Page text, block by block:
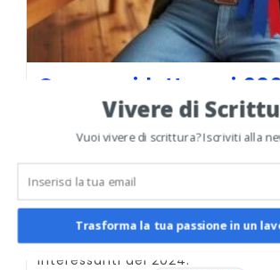
Concorsi letterari
pagano di più in
Autore
dell'articolo:
pubblicato:
26 Aprile 2024
dell'articolo:
0 commenti
I concorsi letterari con premi in
interessanti del 2024.
Vivere di
Vuoi vivere di scrittura? Iscriviti alla
Trasforma la tua passione in un